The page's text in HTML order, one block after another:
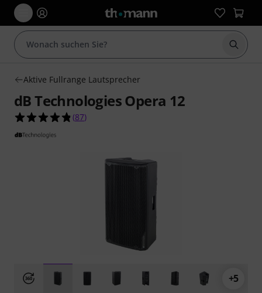
Suche
Aktive Fullrange Lautsprecher
dB Technologies Opera 12
4.8 von 5 Sternen aus 87 Kundenbewertungen
(87)
+5